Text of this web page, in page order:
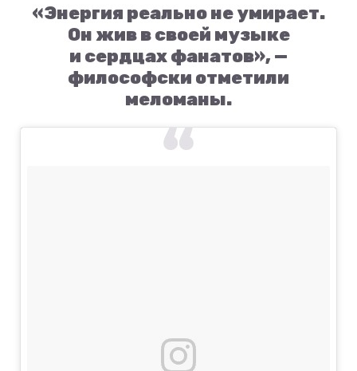
«Энергия реально не умирает.
Он жив в своей музыке
и сердцах фанатов», —
философски отметили
меломаны.